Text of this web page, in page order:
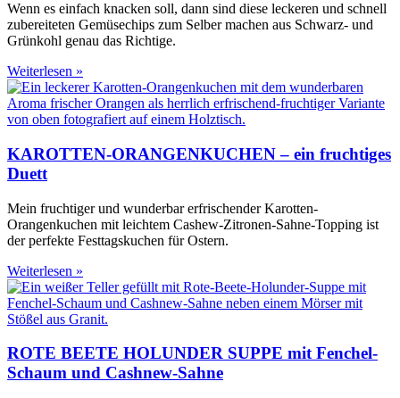
Wenn es einfach knacken soll, dann sind diese leckeren und schnell
zubereiteten Gemüsechips zum Selber machen aus Schwarz- und
Grünkohl genau das Richtige.
Weiterlesen »
KAROTTEN-ORANGENKUCHEN – ein fruchtiges
Duett
Mein fruchtiger und wunderbar erfrischender Karotten-
Orangenkuchen mit leichtem Cashew-Zitronen-Sahne-Topping ist
der perfekte Festtagskuchen für Ostern.
Weiterlesen »
ROTE BEETE HOLUNDER SUPPE mit Fenchel-
Schaum und Cashnew-Sahne